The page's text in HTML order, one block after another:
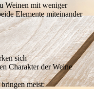
Weinen mit weniger
Elemente miteinander
sich
Charakter der Weine
meist: